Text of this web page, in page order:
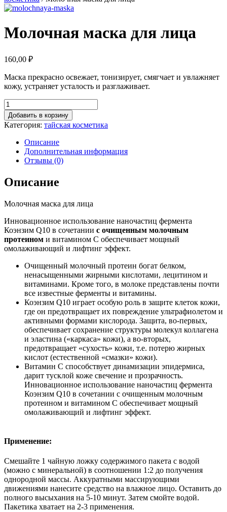
Молочная маска для лица
160,00 ₽
Маска прекрасно освежает, тонизирует, смягчает и увлажняет
кожу, устраняет усталость и разглаживает.
Добавить в корзину
Категория: тайская косметика
Описание
Дополнительная информация
Отзывы (0)
Описание
Молочная маска для лица
Инновационное использование наночастиц фермента
Коэнзим Q10 в сочетании с очищенным молочным
протеином и витамином С обеспечивает мощный
омолаживающий и лифтинг эффект.
Очищенный молочный протеин богат белком,
ненасыщенными жирными кислотами, лецитином и
витаминами. Кроме того, в молоке представлены почти
все известные ферменты и витамины.
Коэнзим Q10 играет особую роль в защите клеток кожи,
где он предотвращает их повреждение ультрафиолетом и
активными формами кислорода. Защита, во-первых,
обеспечивает сохранение структуры молекул коллагена
и эластина («каркаса» кожи), а во-вторых,
предотвращает «сухость» кожи, т.е. потерю жирных
кислот (естественной «смазки» кожи).
Витамин С способствует динамизации эпидермиса,
дарит тусклой коже свечение и прозрачность.
Инновационное использование наночастиц фермента
Коэнзим Q10 в сочетании с очищенным молочным
протеином и витамином С обеспечивает мощный
омолаживающий и лифтинг эффект.
Применение:
Смешайте 1 чайную ложку содержимого пакета с водой
(можно с минеральной) в соотношении 1:2 до получения
однородной массы. Аккуратными массирующими
движениями нанесите средство на влажное лицо. Оставить до
полного высыхания на 5-10 минут. Затем смойте водой.
Пакетика хватает на 2-3 применения.